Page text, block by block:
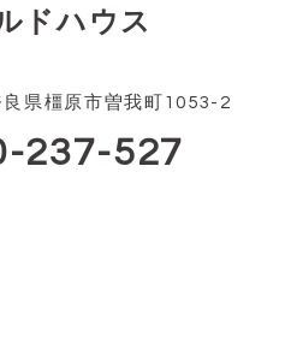
ドハウス
県橿原市曽我町1053-2
237-527